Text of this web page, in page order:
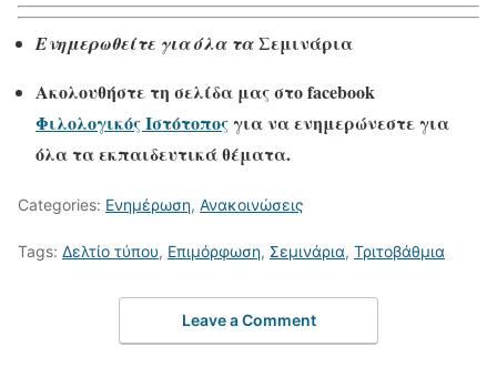
Ενημερωθείτε για όλα ταΣεμινάρια
Ακολουθήστε τη σελίδα μας στοfacebook
Φιλολογικός Ιστότοποςγια να ενημερώνεστε για
όλα τα εκπαιδευτικά θέματα.
Categories: Ενημέρωση, Ανακοινώσεις
Tags: Δελτίο τύπου, Επιμόρφωση, Σεμινάρια, Τριτοβάθμια
Leave a Comment